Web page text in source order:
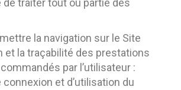
traiter tout ou partie des
la navigation sur le Site
et la traçabilité des prestations
par l’utilisateur :
et d’utilisation du